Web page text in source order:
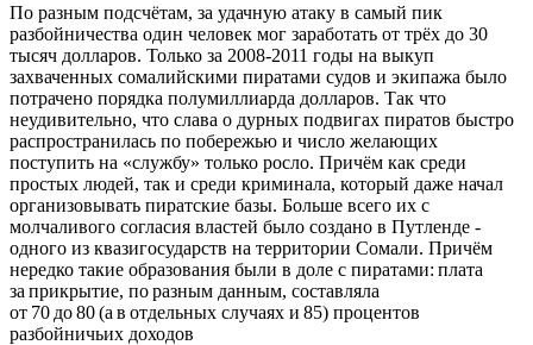
По разным подсчётам, за удачную атаку в самый пик
разбойничества один человек мог заработать от трёх до 30
тысяч долларов. Только за 2008-2011 годы на выкуп
захваченных сомалийскими пиратами судов и экипажа было
потрачено порядка полумиллиарда долларов. Так что
неудивительно, что слава о дурных подвигах пиратов быстро
распространилась по побережью и число желающих
поступить на «службу» только росло. Причём как среди
простых людей, так и среди криминала, который даже начал
организовывать пиратские базы. Больше всего их с
молчаливого согласия властей было создано в Путленде -
одного из квазигосударств на территории Сомали. Причём
нередко такие образования были в доле с пиратами: плата
за прикрытие, по разным данным, составляла
от 70 до 80 (а в отдельных случаях и 85) процентов
разбойничьих доходов